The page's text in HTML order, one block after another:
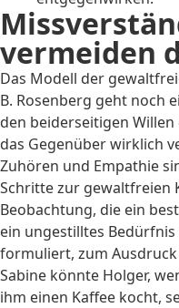
vermeiden
Das Modell der
B. Rosenberg geht noch
den beiderseitigen
das Gegenüber wirklich
Zuhören und Empathie
Schritte zur gewaltfreien
Beobachtung, die ein
ein ungestilltes
formuliert, zum
Sabine könnte Holger,
ihm einen Kaffee kocht,